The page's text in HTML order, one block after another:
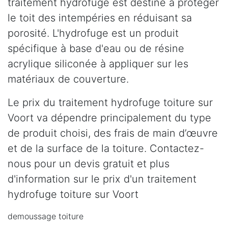
traitement hydrofuge est destiné à protéger
le toit des intempéries en réduisant sa
porosité. L'hydrofuge est un produit
spécifique à base d'eau ou de résine
acrylique siliconée à appliquer sur les
matériaux de couverture.
Le prix du traitement hydrofuge toiture sur
Voort va dépendre principalement du type
de produit choisi, des frais de main d’œuvre
et de la surface de la toiture. Contactez-
nous pour un devis gratuit et plus
d'information sur le prix d'un traitement
hydrofuge toiture sur Voort
demoussage toiture